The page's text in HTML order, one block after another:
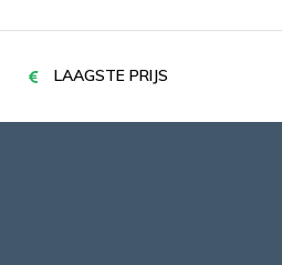
LAAGSTE PRIJS